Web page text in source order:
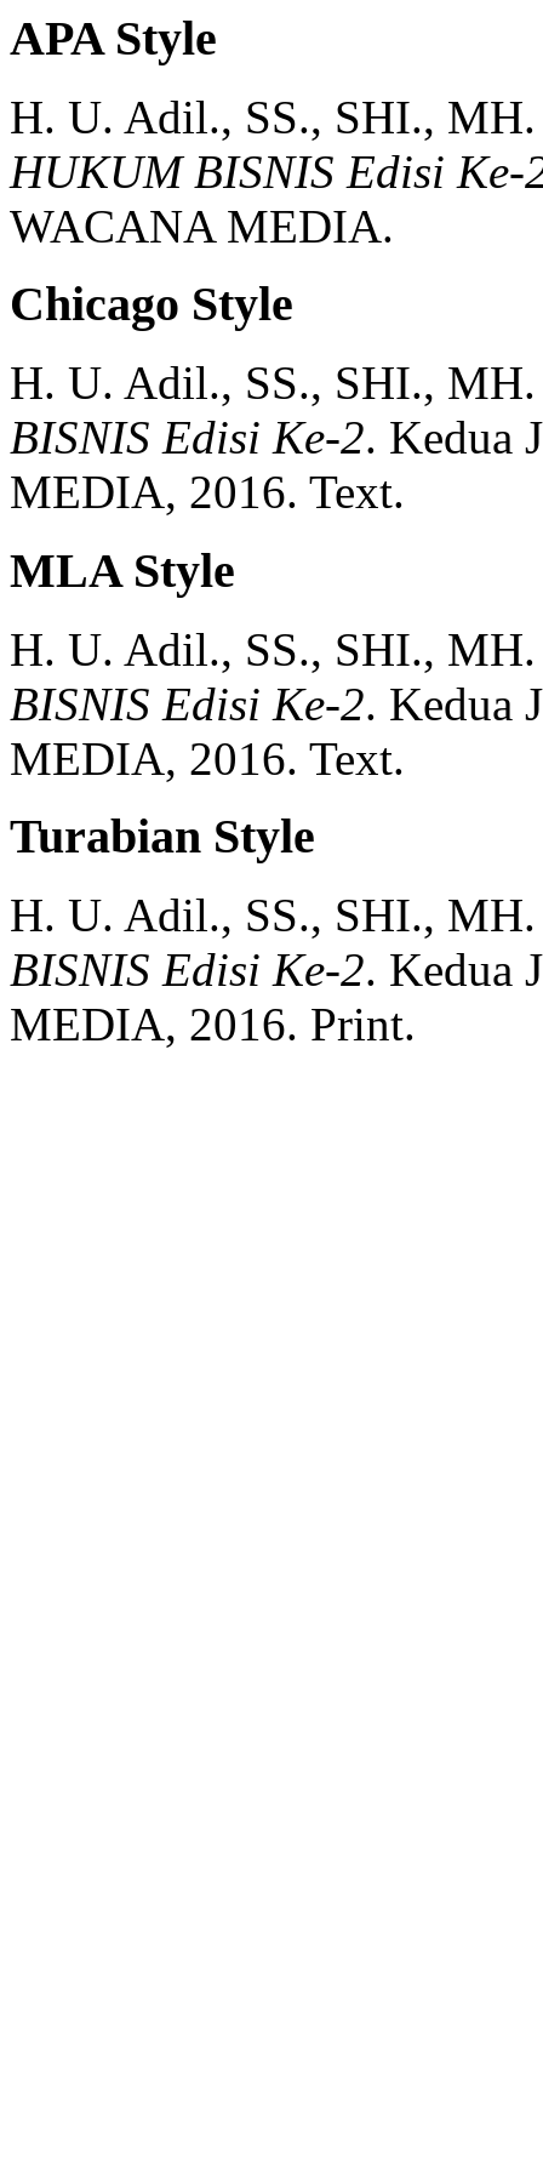
APA Style
H. U. Adil., SS., SHI., MH.
HUKUM BISNIS Edisi Ke-
WACANA MEDIA.
Chicago Style
H. U. Adil., SS., SHI., MH.
BISNIS Edisi Ke-2. Kedua
MEDIA, 2016. Text.
MLA Style
H. U. Adil., SS., SHI., MH.
BISNIS Edisi Ke-2. Kedua
MEDIA, 2016. Text.
Turabian Style
H. U. Adil., SS., SHI., MH.
BISNIS Edisi Ke-2. Kedua
MEDIA, 2016. Print.